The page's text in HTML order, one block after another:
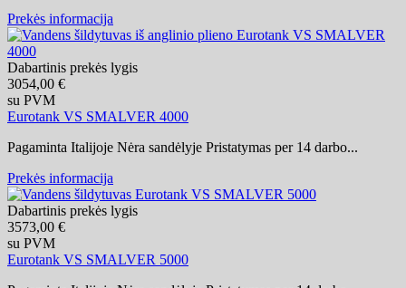
Prekės informacija
Dabartinis prekės lygis
3054,00 €
su PVM
Eurotank VS SMALVER 4000
Pagaminta Italijoje Nėra sandėlyje Pristatymas per 14 darbo...
Prekės informacija
Dabartinis prekės lygis
3573,00 €
su PVM
Eurotank VS SMALVER 5000